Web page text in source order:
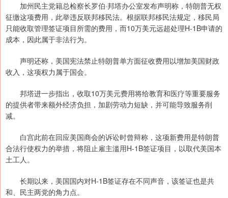
加州民主党籍总检察长罗伯·邦塔办公室发布声明称，特朗普无权
征缴这项费用，此举违反联邦移民法。根据联邦移民法规定，移民局
只能收取管理签证项目所需的费用，而10万美元远超处理H-1B申请的
成本，因此属于非法行为。
声明还称，美国宪法禁止特朗普单方面征收费用以增加美国财政
收入，这项权力属于国会。
邦塔进一步指出，收取10万美元费用将给教育和医疗等重要服务
的提供者带来额外经济负担，加剧劳动力短缺，并可能导致服务削
减。
白宫此前在回应美国商会的诉讼时曾辩称，这项新费用是特朗普
合法行使权力的举措，将阻止雇主滥用H-1B签证项目，以取代美国本
土工人。
长期以来，美国国内对H-1B签证存在不同声音，该签证也是共
和、民主两党的角力点。